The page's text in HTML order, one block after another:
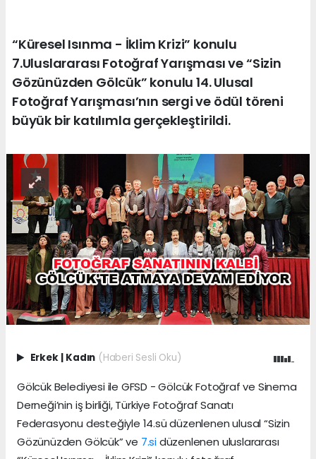
“Küresel Isınma - İklim Krizi” konulu
7.Uluslararası Fotoğraf Yarışması ve “Sizin
Gözünüzden Gölcük” konulu 14. Ulusal
Fotoğraf Yarışması’nın sergi ve ödül töreni
büyük bir katılımla gerçekleştirildi.
Erkek | Kadın (Haberi Sesli Oku)
Gölcük Belediyesi ile GFSD - Gölcük Fotoğraf ve Sinema
Derneği’nin iş birliği, Türkiye Fotoğraf Sanatı
Federasyonu desteğiyle 14.sü düzenlenen ulusal “Sizin
Gözünüzden Gölcük” ve 7.sidüzenlenen uluslararası